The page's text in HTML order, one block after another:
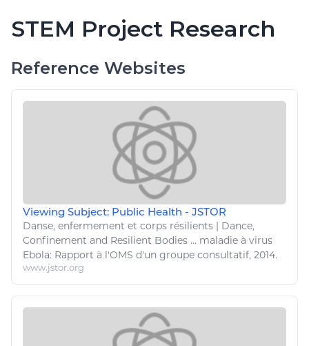
STEM Project Research
Reference Websites
Viewing Subject: Public Health - JSTOR
Danse, enfermement et corps résilients | Dance,
Confinement and Resilient Bodies ... maladie à virus
Ebola: Rapport à l'OMS d'un groupe consultatif, 2014.
www.jstor.org